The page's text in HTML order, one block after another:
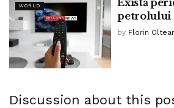
Tags: bpnews bpnews.ro
notre dame restaurare
WORLD
petrolului
by Florin
Discussion about this